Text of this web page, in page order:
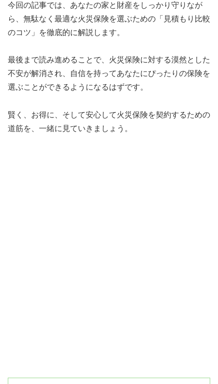
今回の記事では、あなたの家と財産をしっかり守りなが
ら、無駄なく最適な火災保険を選ぶための「見積もり比較
のコツ」を徹底的に解説します。
最後まで読み進めることで、火災保険に対する漠然とした
不安が解消され、自信を持ってあなたにぴったりの保険を
選ぶことができるようになるはずです。
賢く、お得に、そして安心して火災保険を契約するための
道筋を、一緒に見ていきましょう。